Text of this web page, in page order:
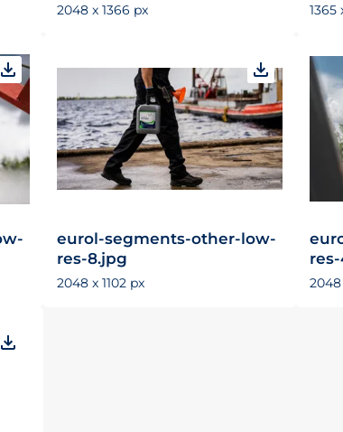
2048 x 1366 px 1365
eurol-segments-other-low-
res-8.jpg
2048 x 1102 px 2048